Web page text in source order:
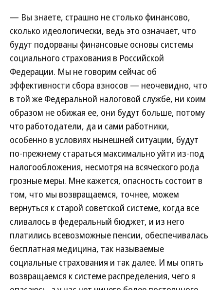
— Вы знаете, страшно не столько финансово,
сколько идеологически, ведь это означает, что
будут подорваны финансовые основы системы
социального страхования в Российской
Федерации. Мы не говорим сейчас об
эффективности сбора взносов — неочевидно, что
в той же Федеральной налоговой службе, ни коим
образом не обижая ее, они будут больше, потому
что работодатели, да и сами работники,
особенно в условиях нынешней ситуации, будут
по-прежнему стараться максимально уйти из-под
налогообложения, несмотря на всяческого рода
грозные меры. Мне кажется, опасность состоит в
том, что мы возвращаемся, точнее, можем
вернуться к старой советской системе, когда все
сливалось в федеральный бюджет, и из него
платились всевозможные пенсии, обеспечивалась
бесплатная медицина, так называемые
социальные страхования и так далее. И мы опять
возвращаемся к системе распределения, чего я